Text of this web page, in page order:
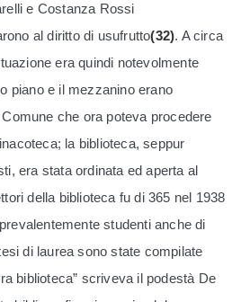
e Costanza Rossi
al diritto di usufrutto(32). A circa
era quindi notevolmente
piano e il mezzanino erano
che ora poteva procedere
la biblioteca, seppur
era stata ordinata ed aperta al
della biblioteca fu di 365 nel 1938
studenti anche di
di laurea sono state compilate
biblioteca” scriveva il podestà De